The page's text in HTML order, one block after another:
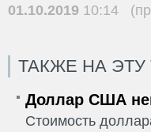
01.10.2019 10:14
ТАКЖЕ НА ЭТУ
Доллар США
Стоимость